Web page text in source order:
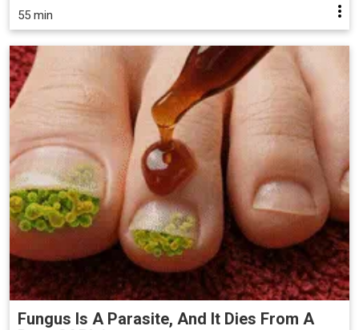
55 min
Fungus Is A Parasite, And It Dies From A